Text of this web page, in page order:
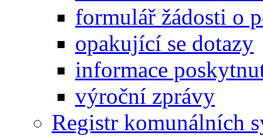
formulář žádosti o
opakující se dotazy
informace
výroční zprávy
Registr komunálních